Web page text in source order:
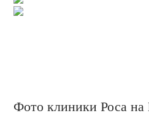
Фото клиники Роса